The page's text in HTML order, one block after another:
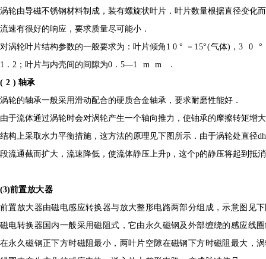
涡轮由导磁不锈钢材料制成，装有螺旋状叶片．叶片数量根据直径变化
流速有很好的响应，要求质量尽可能小．
对涡轮叶片结构参数的一般要求为：叶片倾角 10° － 15°(气体) ，
1 ． 2 ；叶片与内壳间的间隙为0 ． 5—1mm
．
(2)轴承
涡轮的轴承一般采用滑动配合的硬质合金轴承，要求耐磨性能好．
由于流体通过涡轮时会对涡轮产生一个轴向推力，使铀承的摩擦转矩增
结构上采取水力平衡措施，这方法的原理见下图所示．由于涡轮处直径dh
段流通截而扩大，流速降低，使流体静压上升p ，这个p的静压将起到抵
(3)前置放大器
前置放大器由磁电感应转换器与放大整形电路两部分组成，示意图见
磁电转换器国内一般采用磁阻式，它由永久磁钢及外部缠绕的感应线
在永久磁钢正下方时磁阻最小，两叶片空隙在磁钢下方时磁阻最大，